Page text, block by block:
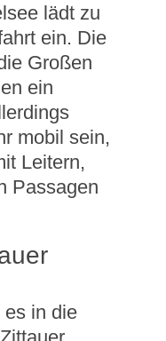
lädt zu
ein. Die
Großen
ein
mobil sein,
Leitern,
Passagen
es in die